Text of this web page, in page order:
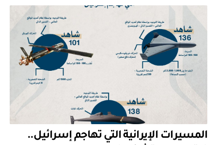
المسيرات الإيرانية التي تهاجم إسرائيل..